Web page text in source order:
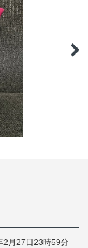
2月27日23時59分